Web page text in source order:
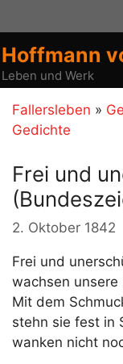
Inhalt
springen
Hoffmann
Leben und Werk
Fallersleben »
Gedichte
Frei und
2. Oktober 1842
Frei und
wachsen unsere
Mit dem
stehn sie fest in
wanken nicht